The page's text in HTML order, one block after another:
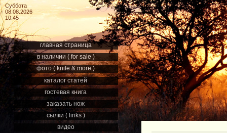
Суббота
08.08.2026
10:45
главная страница
в наличии ( for sale )
фото ( knife & more )
каталог статей
гостевая книга
заказать нож
сылки ( links )
видео